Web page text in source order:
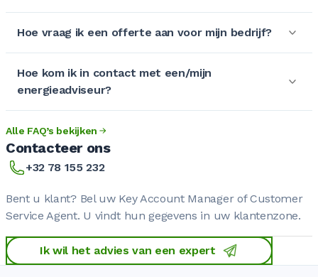
Hoe vraag ik een offerte aan voor mijn bedrijf?
Hoe kom ik in contact met een/mijn
energieadviseur?
Alle FAQ’s bekijken
Contacteer ons
+32 78 155 232
Bent u klant? Bel uw Key Account Manager of Customer
Service Agent. U vindt hun gegevens in uw klantenzone.
Ik wil het advies van een expert